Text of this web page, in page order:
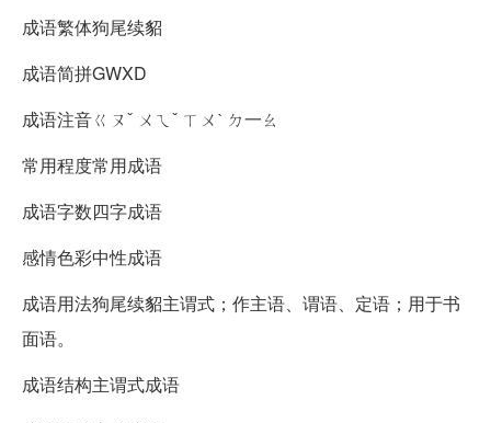
成语繁体狗尾续貂
成语简拼GWXD
成语注音ㄍㄡˇ ㄨㄟˇ ㄒㄨˋ ㄉ一ㄠ
常用程度常用成语
成语字数四字成语
感情色彩中性成语
成语用法狗尾续貂主谓式；作主语、谓语、定语；用于书
面语。
成语结构主谓式成语